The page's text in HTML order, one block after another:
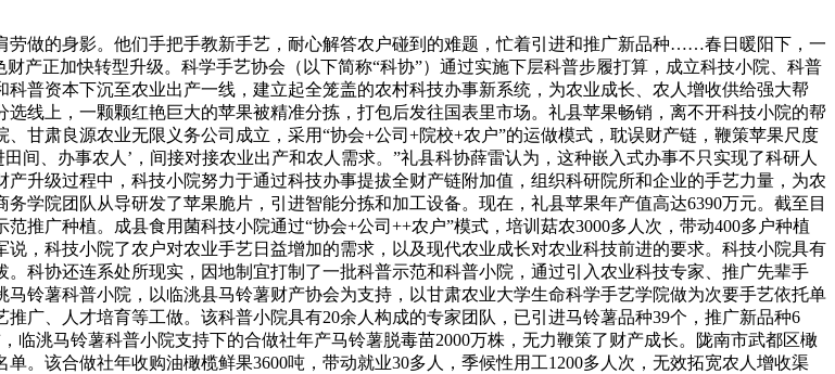
做的身影。他们手把手教新手艺，耐心解答农户碰到的难题，忙着引进和推广新品种……春日暖阳下，一
产正加快转型升级。科学手艺协会（以下简称“科协”）通过实施下层科普步履打算，成立科技小院、科普
普资本下沉至农业出产一线，建立起全笼盖的农村科技办事新系统，为农业成长、农人增收供给强大帮
线上，一颗颗红艳巨大的苹果被精准分拣，打包后发往国表里市场。礼县苹果畅销，离不开科技小院的帮
甘肃良源农业无限义务公司成立，采用“协会+公司+院校+农户”的运做模式，耽误财产链，鞭策苹果尺度
间、办事农人’，间接对接农业出产和农人需求。”礼县科协薛雷认为，这种嵌入式办事不只实现了科研人
升级过程中，科技小院努力于通过科技办事提拔全财产链附加值，组织科研院所和企业的手艺力量，为农
学院团队从导研发了苹果脆片，引进智能分拣和加工设备。现在，礼县苹果年产值高达6390万元。截至目
推广种植。成县食用菌科技小院通过“协会+公司++农户”模式，培训菇农3000多人次，带动400多户种植
，科技小院了农户对农业手艺日益增加的需求，以及现代农业成长对农业科技前进的要求。科技小院具有
科协还连系处所现实，因地制宜打制了一批科普示范和科普小院，通过引入农业科技专家、推广先辈手
铃薯科普小院，以临洮县马铃薯财产协会为支持，以甘肃农业大学生命科学手艺学院做为次要手艺依托单
广、人才培育等工做。该科普小院具有20余人构成的专家团队，已引进马铃薯品种39个，推广新品种6
临洮马铃薯科普小院支持下的合做社年产马铃薯脱毒苗2000万株，无力鞭策了财产成长。陇南市武都区橄
。该合做社年收购油橄榄鲜果3600吨，带动就业30多人，季候性用工1200多人次，无效拓宽农人增收渠